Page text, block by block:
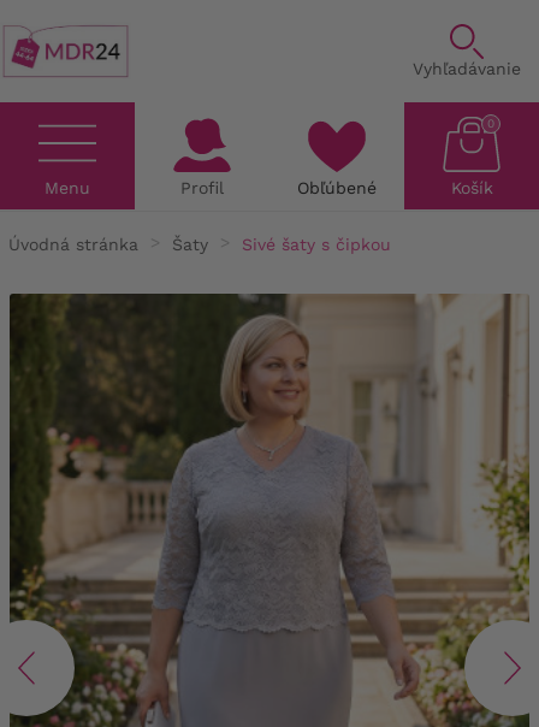
Vyhľadávanie
Menu Profil Obľúbené Košík
0
Úvodná stránka Šaty Sivé šaty s čipkou